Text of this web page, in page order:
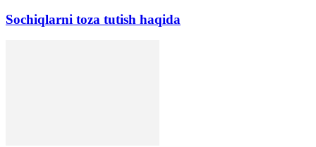
Sochiqlarni toza tutish haqida